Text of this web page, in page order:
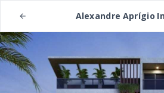
Alexandre Aprígio